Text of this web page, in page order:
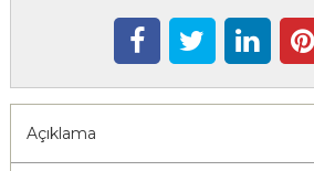
Açıklama